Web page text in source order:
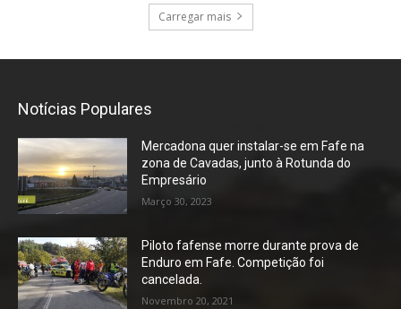
Carregar mais
Notícias Populares
Mercadona quer instalar-se em Fafe na
zona de Cavadas, junto à Rotunda do
Empresário
Março 30, 2023
Piloto fafense morre durante prova de
Enduro em Fafe. Competição foi
cancelada.
Novembro 20, 2021